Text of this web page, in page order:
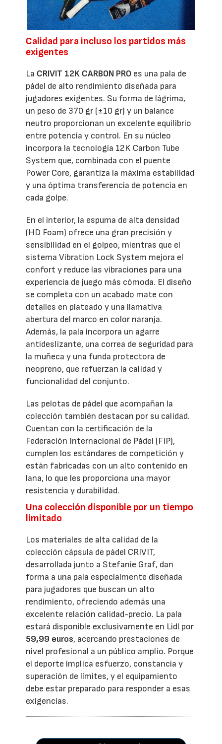
Calidad para incluso los partidos más
exigentes
La CRIVIT 12K CARBON PRO es una pala de
pádel de alto rendimiento diseñada para
jugadores exigentes. Su forma de lágrima,
un peso de 370 gr (±10 gr) y un balance
neutro proporcionan un excelente equilibrio
entre potencia y control. En su núcleo
incorpora la tecnología 12K Carbon Tube
System que, combinada con el puente
Power Core, garantiza la máxima estabilidad
y una óptima transferencia de potencia en
cada golpe.
En el interior, la espuma de alta densidad
(HD Foam) ofrece una gran precisión y
sensibilidad en el golpeo, mientras que el
sistema Vibration Lock System mejora el
confort y reduce las vibraciones para una
experiencia de juego más cómoda. El diseño
se completa con un acabado mate con
detalles en plateado y una llamativa
abertura del marco en color naranja.
Además, la pala incorpora un agarre
antideslizante, una correa de seguridad para
la muñeca y una funda protectora de
neopreno, que refuerzan la calidad y
funcionalidad del conjunto.
Las pelotas de pádel que acompañan la
colección también destacan por su calidad.
Cuentan con la certificación de la
Federación Internacional de Pádel (FIP),
cumplen los estándares de competición y
están fabricadas con un alto contenido en
lana, lo que les proporciona una mayor
resistencia y durabilidad.
Una colección disponible por un tiempo
limitado
Los materiales de alta calidad de la
colección cápsula de pádel CRIVIT,
desarrollada junto a Stefanie Graf, dan
forma a una pala especialmente diseñada
para jugadores que buscan un alto
rendimiento, ofreciendo además una
excelente relación calidad-precio. La pala
estará disponible exclusivamente en Lidl por
59,99 euros, acercando prestaciones de
nivel profesional a un público amplio. Porque
el deporte implica esfuerzo, constancia y
superación de límites, y el equipamiento
debe estar preparado para responder a esas
exigencias.